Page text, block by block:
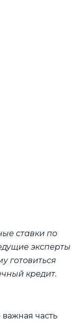
ставки по
эксперты
готовиться
кредит.
часть